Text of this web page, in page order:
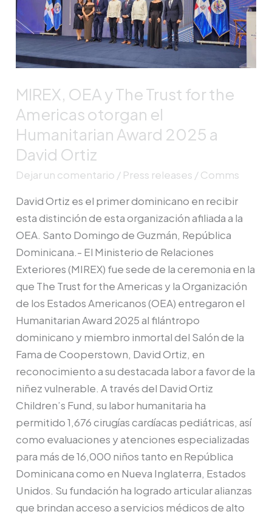
MIREX, OEA y The Trust for the
Americas otorgan el
Humanitarian Award 2025 a
David Ortiz
Dejar un comentario / Press releases /Comms
David Ortiz es el primer dominicano en recibir
esta distinción de esta organización afiliada a la
OEA. Santo Domingo de Guzmán, República
Dominicana.- El Ministerio de Relaciones
Exteriores (MIREX) fue sede de la ceremonia en la
que The Trust for the Americas y la Organización
de los Estados Americanos (OEA) entregaron el
Humanitarian Award 2025 al filántropo
dominicano y miembro inmortal del Salón de la
Fama de Cooperstown, David Ortiz, en
reconocimiento a su destacada labor a favor de la
niñez vulnerable. A través del David Ortiz
Children’s Fund, su labor humanitaria ha
permitido 1,676 cirugías cardíacas pediátricas, así
como evaluaciones y atenciones especializadas
para más de 16,000 niños tanto en República
Dominicana como en Nueva Inglaterra, Estados
Unidos. Su fundación ha logrado articular alianzas
que brindan acceso a servicios médicos de alto
The
Trust
for
the
otorgan
el
Humanitarian
Award
2025
David
Ortiz